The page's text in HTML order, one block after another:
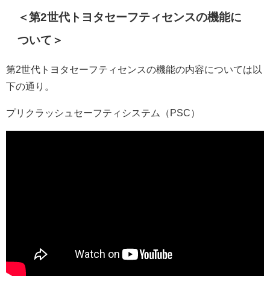
＜第2世代トヨタセーフティセンスの機能に
ついて＞
第2世代トヨタセーフティセンスの機能の内容については以
下の通り。
プリクラッシュセーフティシステム（PSC）